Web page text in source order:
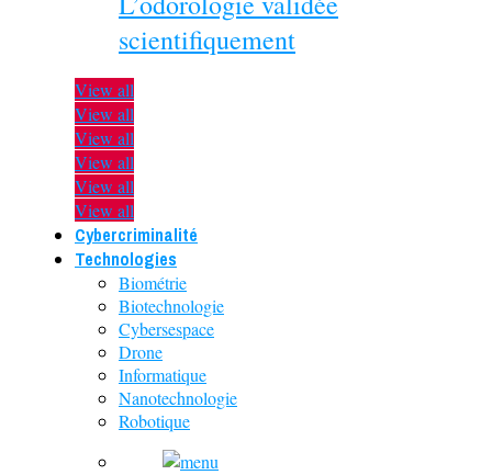
scientifiquement
View all
View all
View all
View all
View all
View all
Cybercriminalité
Technologies
Biométrie
Biotechnologie
Cybersespace
Drone
Informatique
Nanotechnologie
Robotique